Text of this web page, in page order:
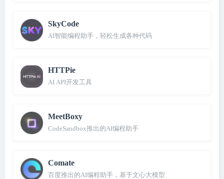
SkyCode
AI智能编程助手，轻松生成各种代码
HTTPie
AI API开发工具
MeetBoxy
CodeSandbox推出的AI编程助手
Comate
百度推出的AI编程助手，基于文心大模型